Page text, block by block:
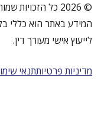
© 2026 כל הזכויות שמורות לוקסלר את דוידוביץ'
המידע באתר הוא כללי
לייעוץ אישי מעורך דין.
מדיניות פרטיותתנאי